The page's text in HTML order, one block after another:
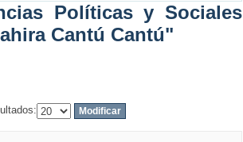
Políticas y Sociales
Cantú Cantú"